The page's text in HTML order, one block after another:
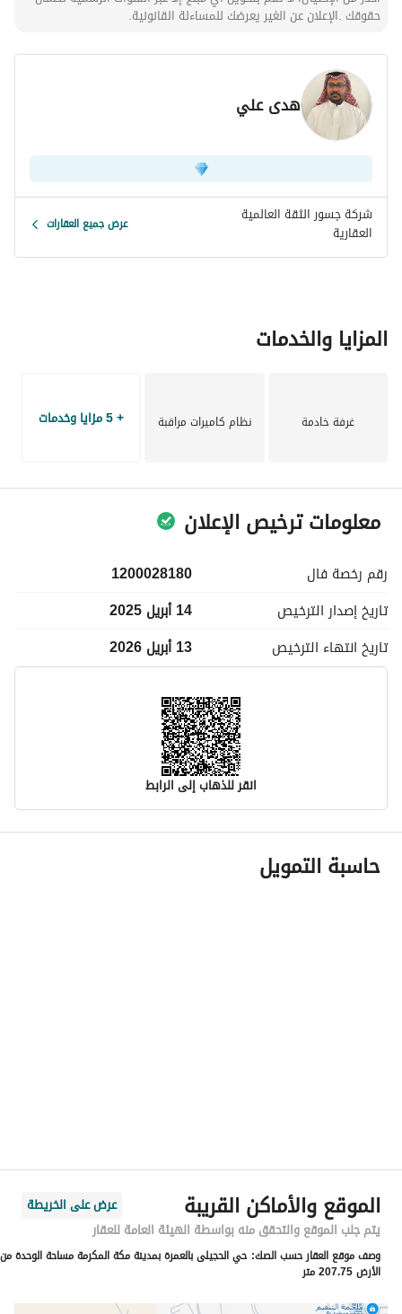
صاله كبيرة
عدد2 غرفة بحمام خارجي
سطح امامي ببيت شعر
مصعد شغال
تكييفات سبليت
كاميرات مراقبه
يوجد عداد كهرباء
حقوقك .الإعلان عن الغير يعرضك للمساءلة القانونية.
هدى علي
شركة جسور الثقة العالمية
العقارية عرض جميع العقارات
المزايا والخدمات
غرفة خادمة نظام كاميرات مراقبة + 5 مزايا وخدمات
معلومات ترخيص الإعلان
رقم رخصة فال
1200028180
تاريخ إصدار الترخيص
14 أبريل 2025
تاريخ انتهاء الترخيص 13 أبريل 2026
انقر للذهاب إلى الرابط
معلومات مسؤول الإعلان
اسم المسؤول
رقم المبنى
9702
الرقم الاضافي
4683
حاسبة التمويل
الموقع والأماكن القريبة
عرض على الخريطة
يتم جلب الموقع والتحقق منه بواسطة الهيئة العامة للعقار
وصف موقع العقار حسب الصك: حي الحجيلى بالعمرة بمدينة مكة المكرمة مساحة الوحدة من
الأرض 207.75 متر